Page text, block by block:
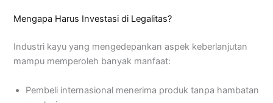
Mengapa Harus Investasi di Legalitas?
Industri kayu yang mengedepankan aspek keberlanjutan
mampu memperoleh banyak manfaat:
Pembeli internasional menerima produk tanpa hambatan